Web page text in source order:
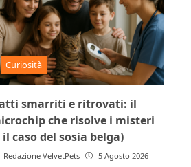
Curiosità
smarriti e ritrovati: il
che risolve i misteri
il caso del sosia belga)
Redazione VelvetPets 5 Agosto 2026